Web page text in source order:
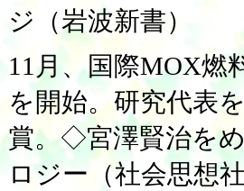
ジ（岩波新書）
11月、国際MOX燃
を開始。研究代表
賞。◇宮澤賢治を
ロジー（社会思想